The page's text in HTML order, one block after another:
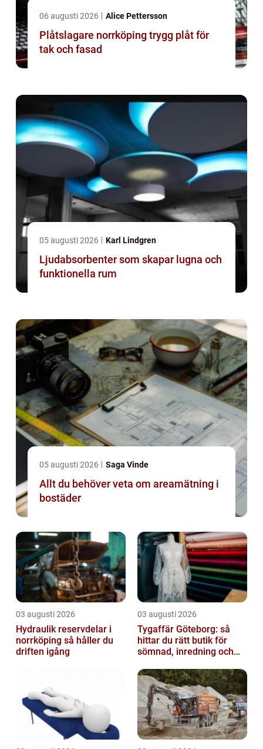
06 augusti 2026 Alice Pettersson
Plåtslagare norrköping trygg plåt för
tak och fasad
05 augusti 2026 Karl Lindgren
Ljudabsorbenter som skapar lugna och
funktionella rum
05 augusti 2026 Saga Vinde
Allt du behöver veta om areamätning i
bostäder
03 augusti 2026
Hydraulik reservdelar i
norrköping så håller du
driften igång
03 augusti 2026
Tygaffär Göteborg: så
hittar du rätt butik för
sömnad, inredning och